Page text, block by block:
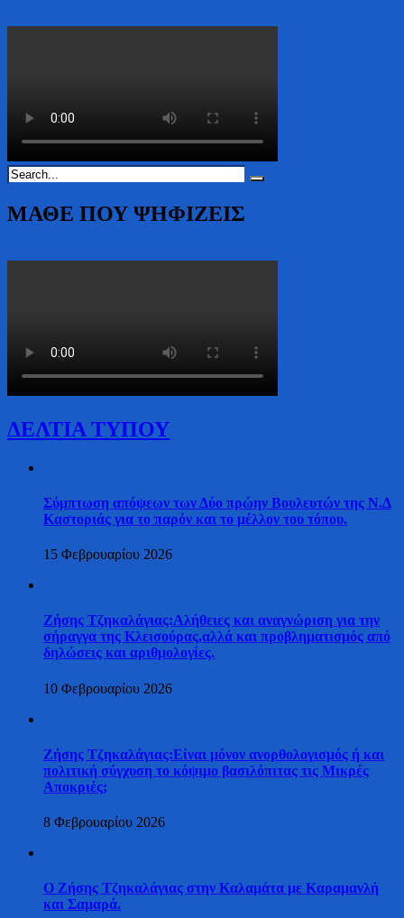
ΜΑΘΕ ΠΟΥ ΨΗΦΙΖΕΙΣ
ΔΕΛΤΙΑ ΤΥΠΟΥ
Σύμπτωση απόψεων των Δύο πρώην Βουλευτών της Ν.Δ
Καστοριάς για το παρόν και το μέλλον του τόπου.
15 Φεβρουαρίου 2026
Ζήσης Τζηκαλάγιας:Αλήθειες και αναγνώριση για την
σήραγγα της Κλεισούρας,αλλά και προβληματισμός από
δηλώσεις και αριθμολογίες.
10 Φεβρουαρίου 2026
Ζήσης Τζηκαλάγιας:Είναι μόνον ανορθολογισμός ή και
πολιτική σύγχυση το κόψιμο βασιλόπιτας τις Μικρές
Αποκριές;
8 Φεβρουαρίου 2026
Ο Ζήσης Τζηκαλάγιας στην Καλαμάτα με Καραμανλή
και Σαμαρά.